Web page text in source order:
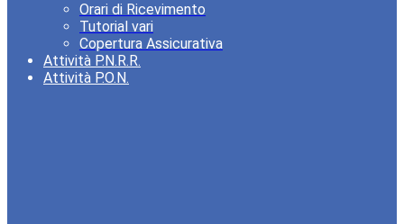
Orari di Ricevimento
Tutorial vari
Copertura Assicurativa
Attività P.N.R.R.
Attività P.O.N.